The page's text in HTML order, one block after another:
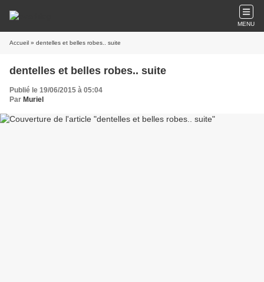
MENU
Accueil » dentelles et belles robes.. suite
dentelles et belles robes.. suite
Publié le 19/06/2015 à 05:04
Par Muriel